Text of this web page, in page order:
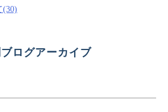
(30)
ブログアーカイブ